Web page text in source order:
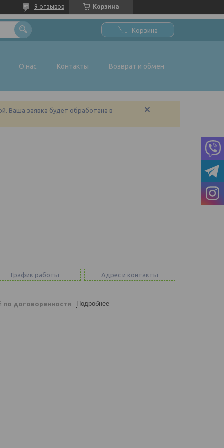
Корзина
9 отзывов
Корзина
О нас Контакты Возврат и обмен
Ваша заявка будет обработана в
График работы Адрес и контакты
по договоренности Подробнее